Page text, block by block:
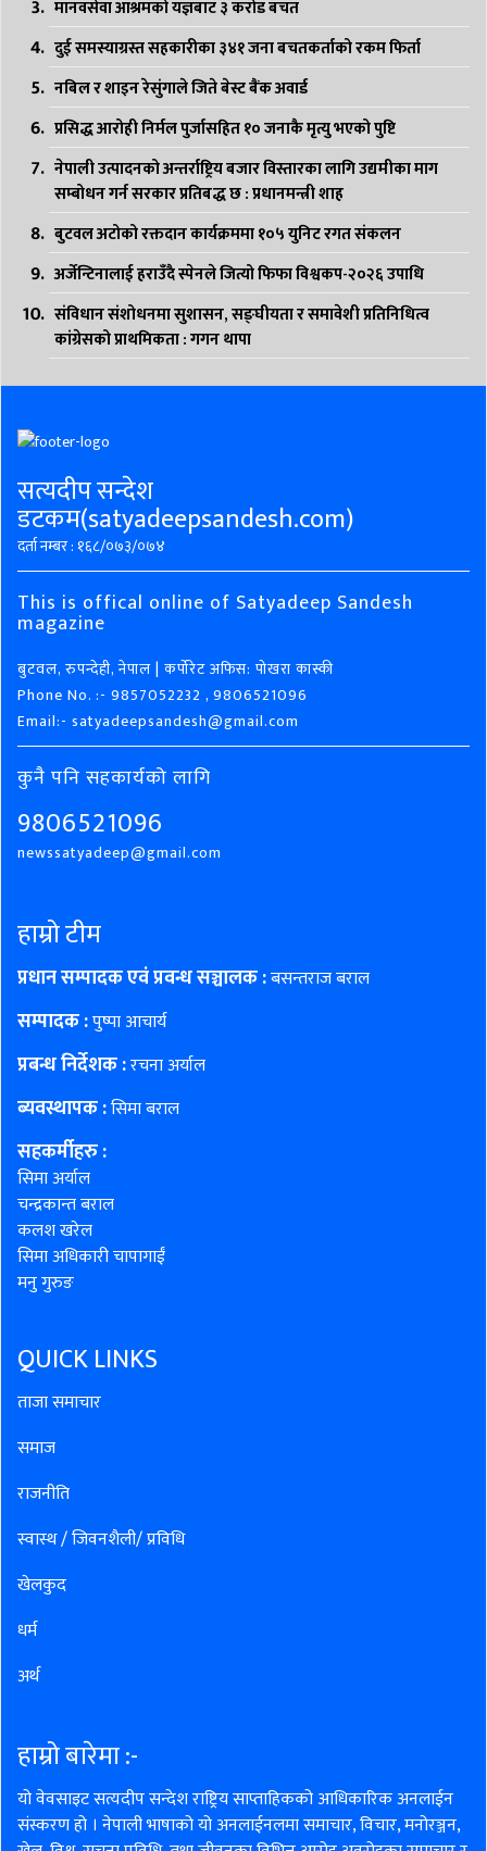
मानवसेवा आश्रमको यज्ञबाट ३ करोड बचत
दुई समस्याग्रस्त सहकारीका ३४१ जना बचतकर्ताको रकम फिर्ता
नबिल र शाइन रेसुंगाले जिते बेस्ट बैंक अवार्ड
प्रसिद्ध आरोही निर्मल पुर्जासहित १० जनाकै मृत्यु भएको पुष्टि
नेपाली उत्पादनको अन्तर्राष्ट्रिय बजार विस्तारका लागि उद्यमीका माग
सम्बोधन गर्न सरकार प्रतिबद्ध छ : प्रधानमन्त्री शाह
बुटवल अटोको रक्तदान कार्यक्रममा १०५ युनिट रगत संकलन
अर्जेन्टिनालाई हराउँदै स्पेनले जित्यो फिफा विश्वकप-२०२६ उपाधि
संविधान संशोधनमा सुशासन, सङ्घीयता र समावेशी प्रतिनिधित्व
कांग्रेसको प्राथमिकता : गगन थापा
सत्यदीप सन्देश
डटकम(satyadeepsandesh.com)
दर्ता नम्बर : १६८/०७३/०७४
This is offical online of Satyadeep Sandesh
magazine
बुटवल, रुपन्देही, नेपाल | कर्पोरेट अफिस: पोखरा कास्की
Phone No. :- 9857052232 , 9806521096
Email:- satyadeepsandesh@gmail.com
कुनै पनि सहकार्यको लागि
9806521096
newssatyadeep@gmail.com
हाम्रो टीम
प्रधान सम्पादक एवं प्रवन्ध सञ्चालक :बसन्तराज बराल
सम्पादक :पुष्पा आचार्य
प्रबन्ध निर्देशक :रचना अर्याल
ब्यवस्थापक :सिमा बराल
सहकर्मीहरु:
सिमा अर्याल
चन्द्रकान्त बराल
कलश खरेल
सिमा अधिकारी चापागाईं
मनु गुरुङ
QUICK LINKS
ताजा समाचार
समाज
राजनीति
स्वास्थ / जिवनशैली/ प्रविधि
खेलकुद
धर्म
अर्थ
हाम्रो बारेमा :-
यो वेवसाइट सत्यदीप सन्देश राष्ट्रिय साप्ताहिकको आधिकारिक अनलाईन
संस्करण हो । नेपाली भाषाको यो अनलाईनलमा समाचार, विचार, मनोरञ्जन,